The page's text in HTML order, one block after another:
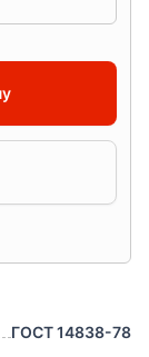
ГОСТ 14838-78